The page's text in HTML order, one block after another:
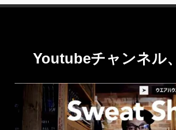
Youtubeチャンネル